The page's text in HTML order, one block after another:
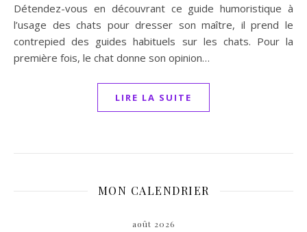
Détendez-vous en découvrant ce guide humoristique à
l’usage des chats pour dresser son maître, il prend le
contrepied des guides habituels sur les chats. Pour la
première fois, le chat donne son opinion…
LIRE LA SUITE
MON CALENDRIER
août 2026